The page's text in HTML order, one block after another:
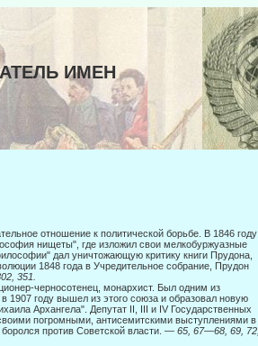
ИМЕН
отношение к политической борьбе. В 1846 году
нищеты", где изложил свои мелкобуржуазные
дал уничтожающую критику книги Прудона,
1848 года в Учредительное собрание, Прудон
351.
черносотенец, монархист. Был одним из
1907 году вышел из этого союза и образовал новую
Архангела". Депутат II, III и IV Государственных
погромными, антисемитскими выступлениями в
против Советской власти. — 65, 67—68, 69, 72,